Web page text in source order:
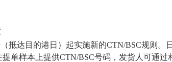
抵达目的港日）起实施新的CTN/BSC规则。
单样本上提供CTN/BSC号码，发货人可通